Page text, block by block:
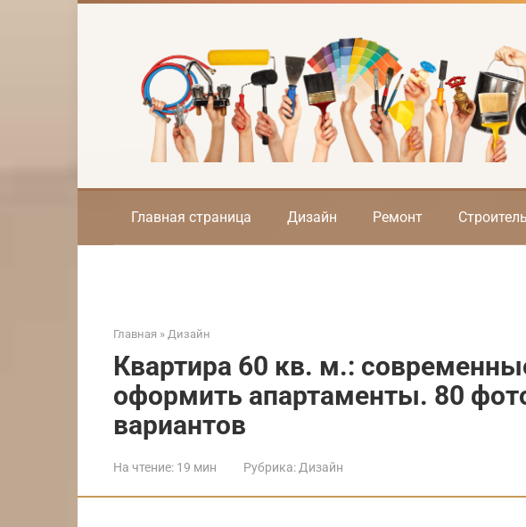
Главная страница Дизайн Ремонт
Главная » Дизайн
Квартира 60 кв. м.:
оформить апартаменты. 80
вариантов
На чтение: 19 мин Рубрика: Дизайн